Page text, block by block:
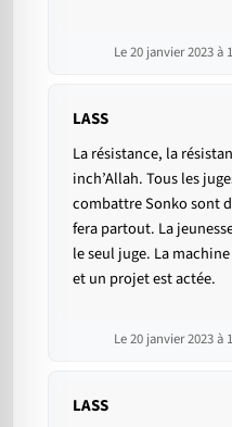
Le 20 janvier 2023 à
LASS
La résistance, la
inch’Allah. Tous les
combattre Sonko sont
fera partout. La
le seul juge. La
et un projet est actée.
Le 20 janvier 2023 à
LASS